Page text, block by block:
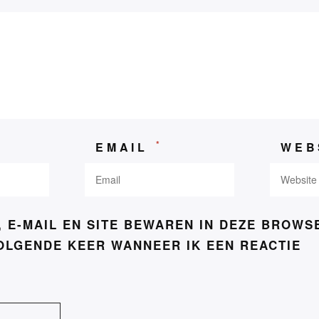
EMAIL *
E-MAIL EN SITE BEWAREN IN DEZE
KEER WANNEER IK EEN REACTIE